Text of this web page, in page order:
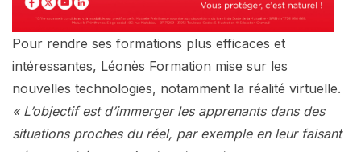
Pour rendre ses formations plus efficaces et
intéressantes, Léonès Formation mise sur les
nouvelles technologies, notamment la réalité virtuelle.
« L’objectif est d’immerger les apprenants dans des
situations proches du réel, par exemple en leur faisant